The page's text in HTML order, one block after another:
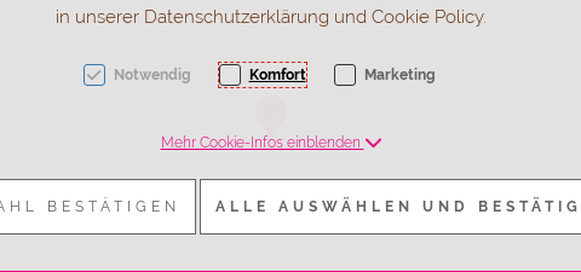
in unserer Datenschutzerklärung und Cookie Policy.
Notwendig Komfort Marketing
Mehr Cookie-Infos einblenden
BESTÄTIGEN ALLE AUSWÄHLEN UND